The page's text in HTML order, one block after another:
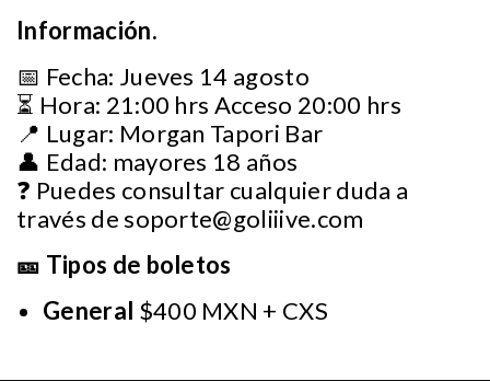
Información.
📅 Fecha: Jueves 14 agosto
⏳ Hora: 21:00 hrs Acceso 20:00 hrs
📍 Lugar: Morgan Tapori Bar
👤 Edad: mayores 18 años
❓ Puedes consultar cualquier duda a
través desoporte@goliiive.com
🎫 Tipos de boletos
General $400 MXN + CXS